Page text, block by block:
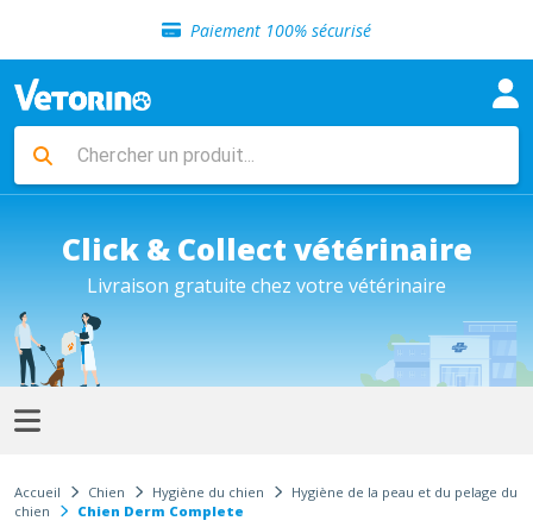
Paiement 100% sécurisé
Livraison gratuite en clinique vétérinaire
Sélection de croquettes vétérinaire
Livraison gratuite en clinique vétérinaire
Retour gratuit en clinique
Click & Collect vétérinaire
Livraison gratuite chez votre vétérinaire
Accueil Chien Hygiène du chien
Hygiène de la peau et du pelage du
chien
Chien Derm Complete